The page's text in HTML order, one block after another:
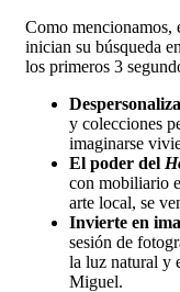
Como mencionamos,
inician su búsqueda
los primeros 3
y colecciones
imaginarse
El poder del
con mobiliario
arte local, se
Invierte en
sesión de
la luz natural y
Miguel.